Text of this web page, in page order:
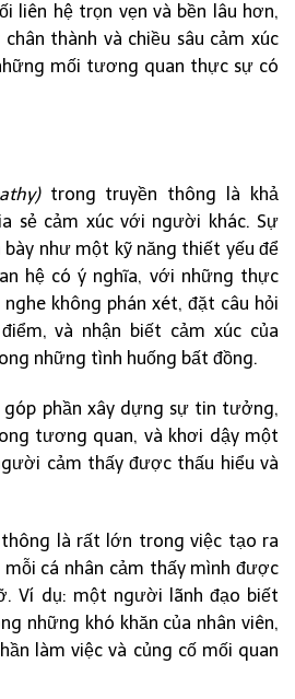
liên hệ trọn vẹn và bền lâu hơn,
thành và chiều sâu cảm xúc
mối tương quan thực sự có
trong truyền thông là khả
sẻ cảm xúc với người khác. Sự
như một kỹ năng thiết yếu để
hệ có ý nghĩa, với những thực
không phán xét, đặt câu hỏi
và nhận biết cảm xúc của
những tình huống bất đồng.
góp phần xây dựng sự tin tưởng,
tương quan, và khơi dậy một
cảm thấy được thấu hiểu và
thông là rất lớn trong việc tạo ra
cá nhân cảm thấy mình được
Ví dụ: một người lãnh đạo biết
những khó khăn của nhân viên,
làm việc và củng cố mối quan